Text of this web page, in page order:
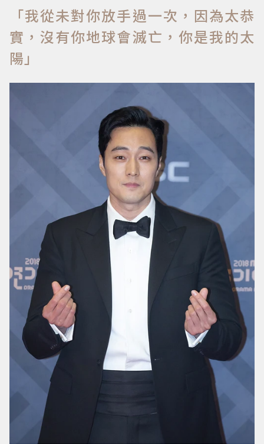
「我從未對你放手過一次，因為太恭
實，沒有你地球會滅亡，你是我的太
陽」